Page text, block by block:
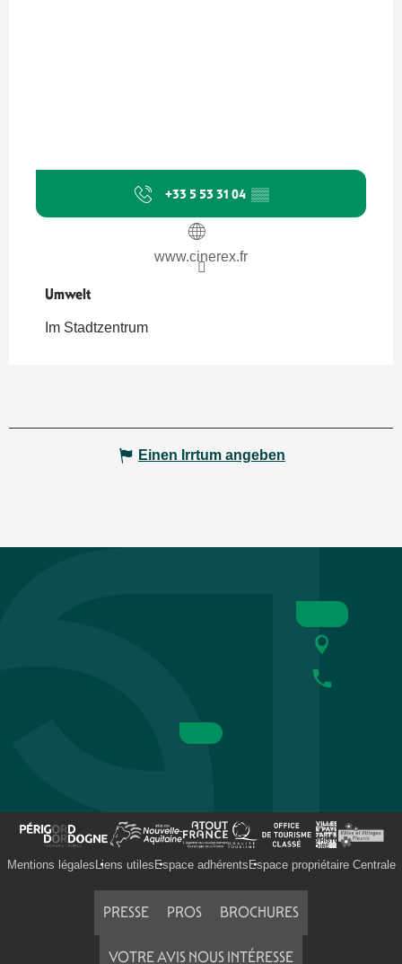
+33 5 53 31 04 ▒▒
www.cinerex.fr
Umwelt
Umwelt
Im Stadtzentrum
Einen Irrtum angeben
Mentions légalesLiens utilesEspace adhérentsEspace propriétaire Centrale
PRESSE PROS BROCHURES
VOTRE AVIS NOUS INTÉRESSE